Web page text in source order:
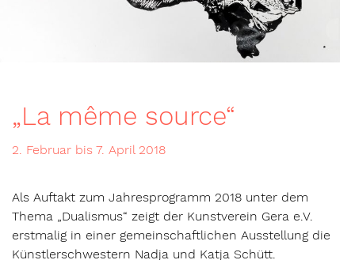
„La même source“
2. Februar bis 7. April 2018
Als Auftakt zum Jahresprogramm 2018 unter dem
Thema „Dualismus“ zeigt der Kunstverein Gera e.V.
erstmalig in einer gemeinschaftlichen Ausstellung die
Künstlerschwestern Nadja und Katja Schütt.